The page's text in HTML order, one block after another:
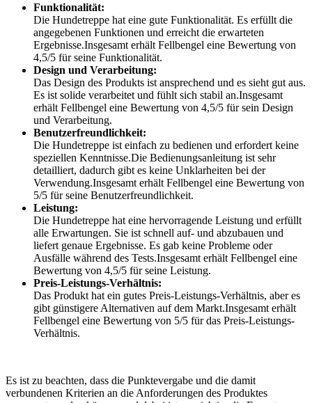
Funktionalität:
Die Hundetreppe hat eine gute Funktionalität. Es erfüllt die
angegebenen Funktionen und erreicht die erwarteten
Ergebnisse.Insgesamt erhält Fellbengel eine Bewertung von
4,5/5 für seine Funktionalität.
Design und Verarbeitung:
Das Design des Produkts ist ansprechend und es sieht gut aus.
Es ist solide verarbeitet und fühlt sich stabil an.Insgesamt
erhält Fellbengel eine Bewertung von 4,5/5 für sein Design
und Verarbeitung.
Benutzerfreundlichkeit:
Die Hundetreppe ist einfach zu bedienen und erfordert keine
speziellen Kenntnisse.Die Bedienungsanleitung ist sehr
detailliert, dadurch gibt es keine Unklarheiten bei der
Verwendung.Insgesamt erhält Fellbengel eine Bewertung von
5/5 für seine Benutzerfreundlichkeit.
Leistung:
Die Hundetreppe hat eine hervorragende Leistung und erfüllt
alle Erwartungen. Sie ist schnell auf- und abzubauen und
liefert genaue Ergebnisse. Es gab keine Probleme oder
Ausfälle während des Tests.Insgesamt erhält Fellbengel eine
Bewertung von 4,5/5 für seine Leistung.
Preis-Leistungs-Verhältnis:
Das Produkt hat ein gutes Preis-Leistungs-Verhältnis, aber es
gibt günstigere Alternativen auf dem Markt.Insgesamt erhält
Fellbengel eine Bewertung von 5/5 für das Preis-Leistungs-
Verhältnis.
Es ist zu beachten, dass die Punktevergabe und die damit
verbundenen Kriterien an die Anforderungen des Produktes